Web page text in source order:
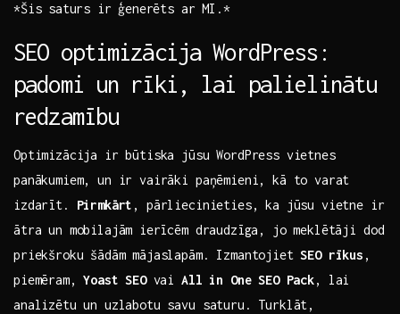
*Šis ⁤saturs ⁣ir ģenerēts ar MI.*
SEO ​optimizācija WordPress:
padomi ​un rīki, lai palielinātu
redzamību
Optimizācija ir būtiska jūsu WordPress vietnes
panākumiem, un ir vairāki paņēmieni, ​kā to varat
izdarīt. Pirmkārt , pārliecinieties, ka‌ jūsu vietne ⁤ir
ātra un mobilajām ⁣ierīcēm draudzīga, jo meklētāji dod
priekšroku šādām mājaslapām. ‌IzmantojietSEO rīkus ,
piemēram,Yoast⁤ SEO‍vaiAll in One SEO Pack, lai
analizētu un uzlabotu savu saturu. Turklāt,